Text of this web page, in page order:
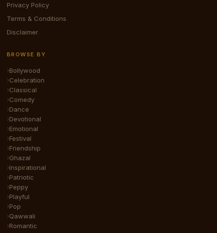
Privacy Policy
Terms & Conditions
Disclaimer
BROWSE BY
Bollywood
Celebration
Classical
Comedy
Dance
Devotional
Emotional
Festival
Friendship
Ghazal
Inspirational
Patriotic
Peppy
Playful
Pop
Qawwali
Romantic